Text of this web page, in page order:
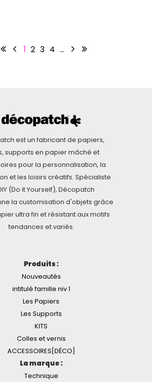
1 2 3 4 …
est un fabricant de papiers,
supports en papier mâché et
pour la personnalisation, la
et les loisirs créatifs. Spécialiste
(Do it Yourself), Décopatch
la customisation d'objets grâce
ultra fin et résistant aux motifs
tendances et variés.
Produits :
Nouveautés
intitulé famille niv 1
Les Papiers
Les Supports
KITS
Colles et vernis
ACCESSOIRES[DÉCO]
La marque :
Technique